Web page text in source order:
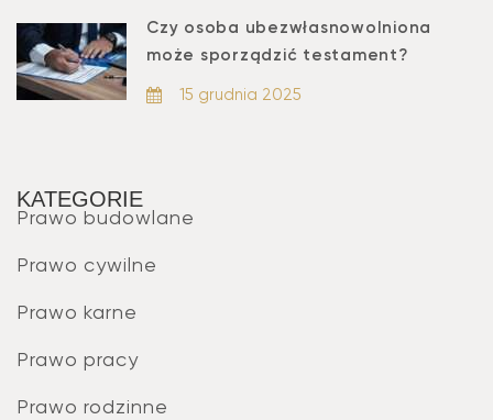
Czy osoba ubezwłasnowolniona
może sporządzić testament?
15 grudnia 2025
KATEGORIE
Prawo budowlane
Prawo cywilne
Prawo karne
Prawo pracy
Prawo rodzinne